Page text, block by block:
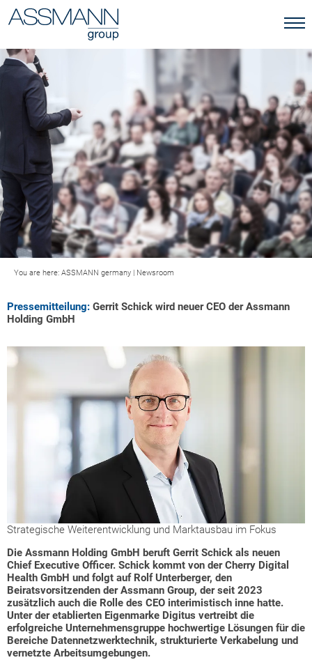
You are here: ASSMANN germany | Newsroom
Pressemitteilung: Gerrit Schick wird neuer CEO der Assmann
Holding GmbH
Strategische Weiterentwicklung und Marktausbau im Fokus
Die Assmann Holding GmbH beruft Gerrit Schick als neuen
Chief Executive Officer. Schick kommt von der Cherry Digital
Health GmbH und folgt auf Rolf Unterberger, den
Beiratsvorsitzenden der Assmann Group, der seit 2023
zusätzlich auch die Rolle des CEO interimistisch inne hatte.
Unter der etablierten Eigenmarke Digitus vertreibt die
erfolgreiche Unternehmensgruppe hochwertige Lösungen für die
Bereiche Datennetzwerktechnik, strukturierte Verkabelung und
vernetzte Arbeitsumgebungen.